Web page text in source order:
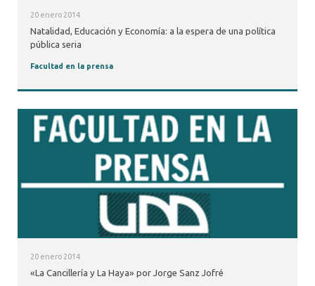
20 enero 2014
Natalidad, Educación y Economía: a la espera de una política
pública seria
Facultad en la prensa
20 enero 2014
«La Cancillería y La Haya» por Jorge Sanz Jofré